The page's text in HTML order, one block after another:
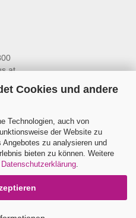
Cookies und andere
Technologien, auch von
der Website zu
zu analysieren und
bieten zu können. Weitere
Datenschutzerklärung.